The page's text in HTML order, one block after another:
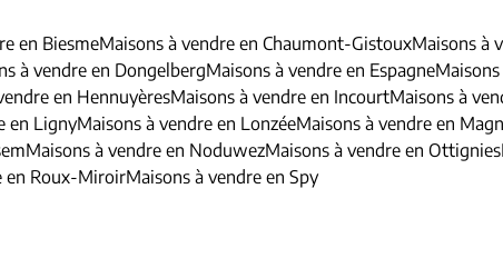
en BiesmeMaisons à vendre en Chaumont-GistouxMaisons à
à vendre en DongelbergMaisons à vendre en Espagne
en HennuyèresMaisons à vendre en IncourtMaisons à
en LignyMaisons à vendre en LonzéeMaisons à vendre en
Maisons à vendre en NoduwezMaisons à vendre en Ottignies
en Roux-MiroirMaisons à vendre en Spy